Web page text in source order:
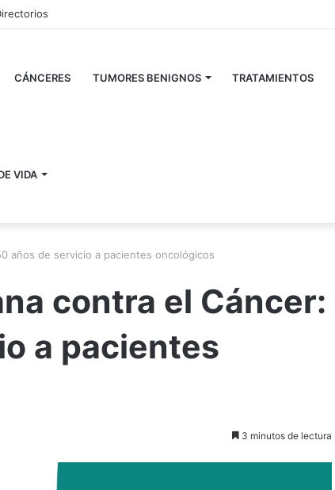
CÁNCERES TUMORES BENIGNOS TRATAMIENTOS
VIDA
años de servicio a pacientes oncológicos
contra el Cáncer:
a pacientes
3 minutos de lectura